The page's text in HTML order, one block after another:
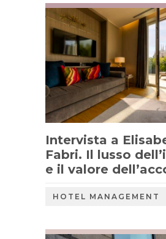
Intervista a
Fabri. Il lusso
e il valore
HOTEL MANAGEMENT